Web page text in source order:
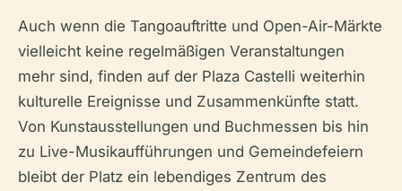
Auch wenn die Tangoauftritte und Open-Air-Märkte
vielleicht keine regelmäßigen Veranstaltungen
mehr sind, finden auf der Plaza Castelli weiterhin
kulturelle Ereignisse und Zusammenkünfte statt.
Von Kunstausstellungen und Buchmessen bis hin
zu Live-Musikaufführungen und Gemeindefeiern
bleibt der Platz ein lebendiges Zentrum des